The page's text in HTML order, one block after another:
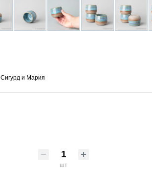
Сигурд и Мария
шт